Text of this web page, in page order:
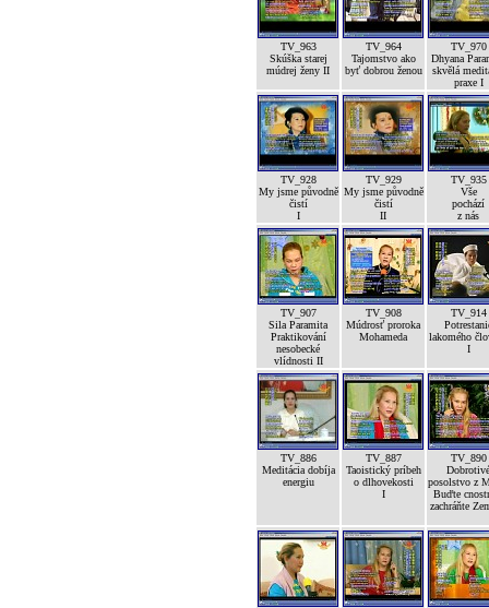
TV_963
Skúška starej
múdrej ženy II
TV_964
Tajomstvo ako
byť dobrou ženou
TV_970
Dhyana
skvělá
praxe I
TV_928
My jsme původně
čistí
I
TV_929
My jsme původně
čistí
II
TV_935
Vše
pochází
z nás
TV_907
Sila Paramita
Praktikování
nesobecké
vlídnosti II
TV_908
Múdrosť proroka
Mohameda
TV_914
lakomého
I
TV_886
Meditácia dobíja
energiu
TV_887
Taoistický príbeh
o dlhovekosti
I
TV_890
Dobrotivé
posolstvo z
Buďte
zachráňte